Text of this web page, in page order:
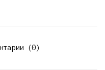
(0)